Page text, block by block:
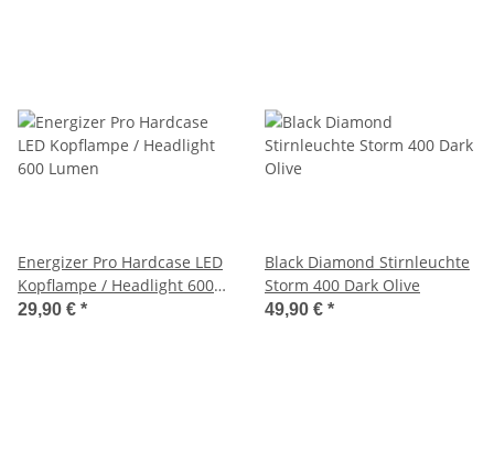
Energizer Pro Hardcase LED
Kopflampe / Headlight 600
Lumen
29,90 € *
Black Diamond Stirnleuchte
Storm 400 Dark Olive
49,90 € *